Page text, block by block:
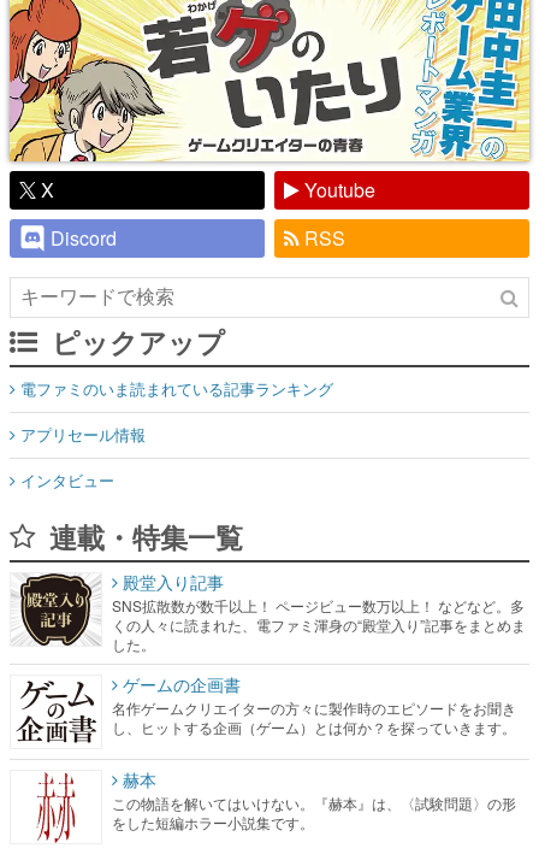
X
Youtube
Discord
RSS
ピックアップ
電ファミのいま読まれている記事ランキング
アプリセール情報
インタビュー
連載・特集一覧
殿堂入り記事
SNS拡散数が数千以上！ ページビュー数万以上！ などなど。多
くの人々に読まれた、電ファミ渾身の“殿堂入り”記事をまとめま
した。
ゲームの企画書
名作ゲームクリエイターの方々に製作時のエピソードをお聞き
し、ヒットする企画（ゲーム）とは何か？を探っていきます。
赫本
この物語を解いてはいけない。『赫本』は、〈試験問題〉の形
をした短編ホラー小説集です。